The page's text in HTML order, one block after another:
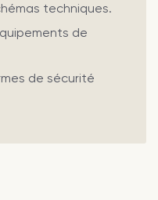
techniques.
de
de sécurité